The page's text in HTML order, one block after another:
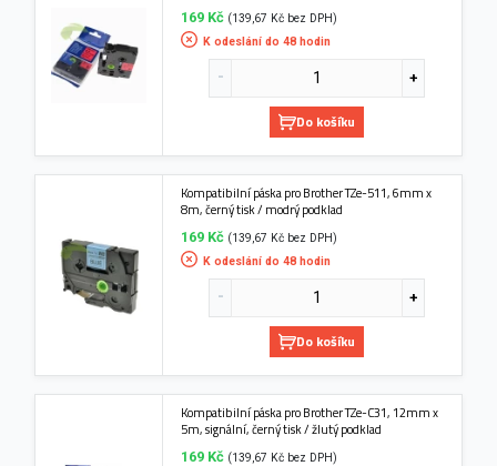
169 Kč (139,67 Kč bez DPH)
K odeslání do 48 hodin
Do košíku
Kompatibilní páska pro Brother TZe-511, 6mm x
8m, černý tisk / modrý podklad
169 Kč (139,67 Kč bez DPH)
K odeslání do 48 hodin
Do košíku
Kompatibilní páska pro Brother TZe-C31, 12mm x
5m, signální, černý tisk / žlutý podklad
169 Kč (139,67 Kč bez DPH)